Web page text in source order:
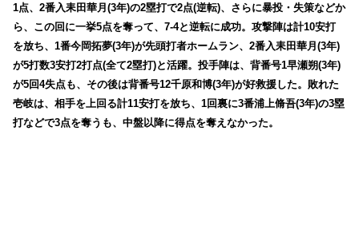
1点、2番入耒田華月(3年)の2塁打で2点(逆転)、さらに暴投・失策などか
ら、この回に一挙5点を奪って、7-4と逆転に成功。攻撃陣は計10安打
を放ち、1番今岡拓夢(3年)が先頭打者ホームラン、2番入耒田華月(3年)
が5打数3安打2打点(全て2塁打)と活躍。投手陣は、背番号1早瀬朔(3年)
が5回4失点も、その後は背番号12千原和博(3年)が好救援した。敗れた
壱岐は、相手を上回る計11安打を放ち、1回裏に3番浦上脩吾(3年)の3塁
打などで3点を奪うも、中盤以降に得点を奪えなかった。